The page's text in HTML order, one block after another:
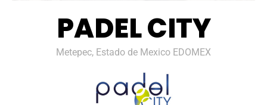
PADEL CITY
Metepec, Estado de Mexico EDOMEX